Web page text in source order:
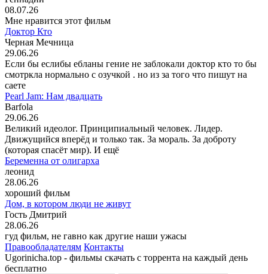
08.07.26
Мне нравится этот фильм
Доктор Кто
Черная Мечница
29.06.26
Если бы еслибы ебланы гение не заблокали доктор кто то бы
смотркла нормально с озучкой . но из за того что пишут на
саете
Pearl Jam: Нам двадцать
Barfola
29.06.26
Великий идеолог. Принципиальный человек. Лидер.
Движущийся вперёд и только так. За мораль. За доброту
(которая спасёт мир). И ещё
Беременна от олигарха
леонид
28.06.26
хороший фильм
Дом, в котором люди не живут
Гость Дмитрий
28.06.26
гуд фильм, не гавно как другие наши ужасы
Правообладателям Контакты
Ugorinicha.top - фильмы скачать с торрента на каждый день
бесплатно